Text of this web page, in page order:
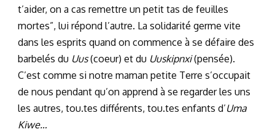
t’aider, on a cas remettre un petit tas de feuilles
mortes”, lui répond l’autre. La solidarité germe vite
dans les esprits quand on commence à se défaire des
barbelés du Uus(coeur) et du Uuskipnxi(pensée).
C’est comme si notre maman petite Terre s’occupait
de nous pendant qu’on apprend à se regarder les uns
les autres, tou.tes différents, tou.tes enfants d’Uma
Kiwe…